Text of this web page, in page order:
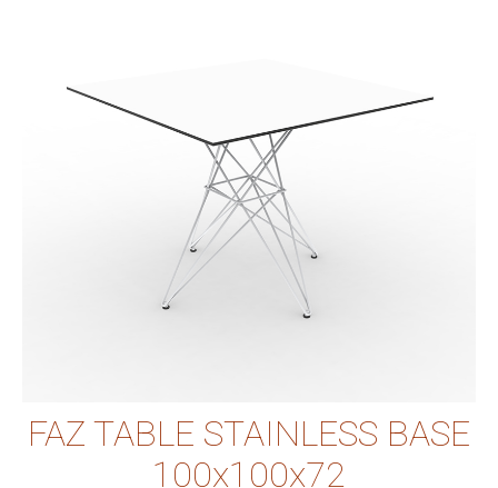
FAZ TABLE STAINLESS BASE
100x100x72